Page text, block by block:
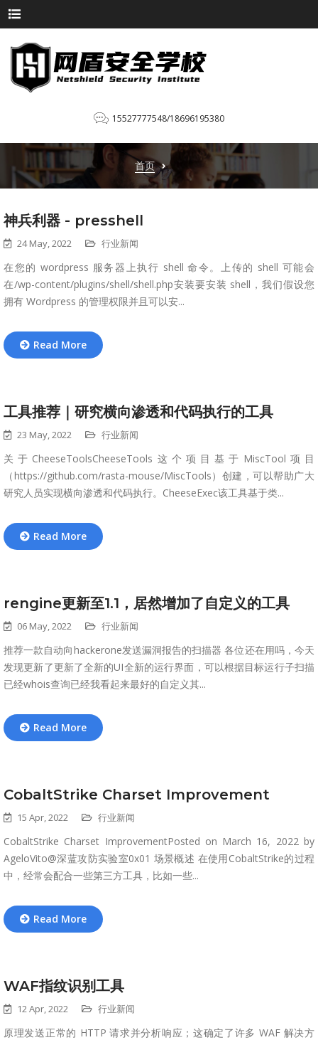
15527777548/18696195380
首页
神兵利器 - presshell
24 May, 2022 行业新闻
在您的 wordpress 服务器上执行 shell 命令。上传的 shell 可能会
在/wp-content/plugins/shell/shell.php安装要安装 shell，我们假设您
拥有 Wordpress 的管理权限并且可以安...
Read More
工具推荐｜研究横向渗透和代码执行的工具
23 May, 2022 行业新闻
关于CheeseToolsCheeseTools这个项目基于MiscTool项目
（https://github.com/rasta-mouse/MiscTools）创建，可以帮助广大
研究人员实现横向渗透和代码执行。CheeseExec该工具基于类...
Read More
rengine更新至1.1，居然增加了自定义的工具
06 May, 2022 行业新闻
推荐一款自动向hackerone发送漏洞报告的扫描器 各位还在用吗，今天
发现更新了更新了全新的UI全新的运行界面，可以根据目标运行子扫描
已经whois查询已经我看起来最好的自定义其...
Read More
CobaltStrike Charset Improvement
15 Apr, 2022 行业新闻
CobaltStrike Charset ImprovementPosted on March 16, 2022 by
AgeloVito@深蓝攻防实验室0x01 场景概述 在使用CobaltStrike的过程
中，经常会配合一些第三方工具，比如一些...
Read More
WAF指纹识别工具
12 Apr, 2022 行业新闻
原理发送正常的 HTTP 请求并分析响应；这确定了许多 WAF 解决方